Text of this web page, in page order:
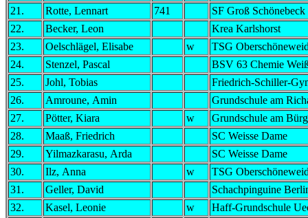
21.
Rotte, Lennart 741
SF Groß Schönebeck
22.
Becker, Leon
Krea Karlshorst
23.
Oelschlägel, Elisabe w
TSG
24.
Stenzel, Pascal
BSV 63 Chemie
25.
Johl, Tobias
Friedrich-Schiller-
26.
Amroune, Amin
Grundschule am
27.
Pötter, Kiara w
Grundschule am
28.
Maaß, Friedrich
SC Weisse Dame
29.
Yilmazkarasu, Arda
SC Weisse Dame
30.
Ilz, Anna w
TSG
31.
Geller, David
Schachpinguine
32.
Kasel, Leonie w
Haff-Grundschule